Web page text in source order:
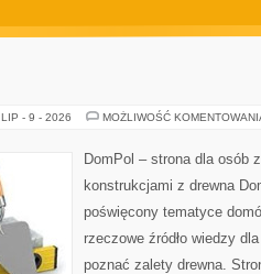
LIP - 9 - 2026 MOŻLIWOŚĆ
DomPol – strona dla osób
konstrukcjami z drewna
poświęcony tematyce
rzeczowe źródło wiedzy
poznać zalety drewna.